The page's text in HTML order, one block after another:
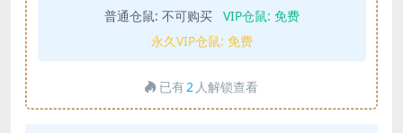
普通仓鼠: 不可购买 VIP仓鼠: 免费
永久VIP仓鼠: 免费
已有2 人解锁查看